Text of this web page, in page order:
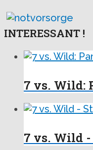
INTERESSANT !
7 vs. Wild:
7 vs. Wild -